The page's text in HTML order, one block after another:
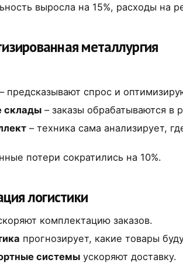
выросла на 15%, расходы на
металлургия
– предсказывают спрос и
склады – заказы обрабатываются в
– техника сама анализирует,
потери сократились на 10%.
логистики
комплектацию заказов.
прогнозирует, какие товары
системы ускоряют доставку.